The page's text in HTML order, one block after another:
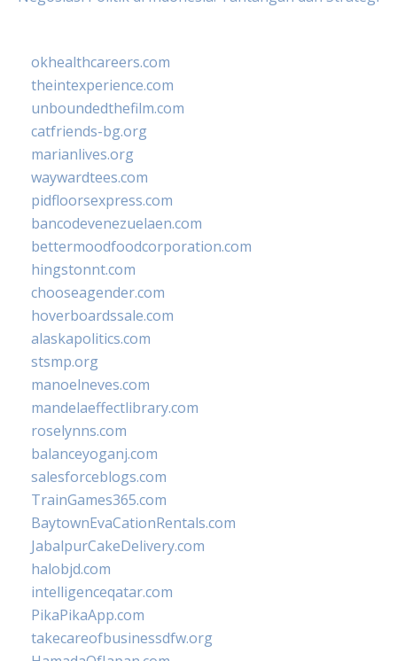
okhealthcareers.com
theintexperience.com
unboundedthefilm.com
catfriends-bg.org
marianlives.org
waywardtees.com
pidfloorsexpress.com
bancodevenezuelaen.com
bettermoodfoodcorporation.com
hingstonnt.com
chooseagender.com
hoverboardssale.com
alaskapolitics.com
stsmp.org
manoelneves.com
mandelaeffectlibrary.com
roselynns.com
balanceyoganj.com
salesforceblogs.com
TrainGames365.com
BaytownEvaCationRentals.com
JabalpurCakeDelivery.com
halobjd.com
intelligenceqatar.com
PikaPikaApp.com
takecareofbusinessdfw.org